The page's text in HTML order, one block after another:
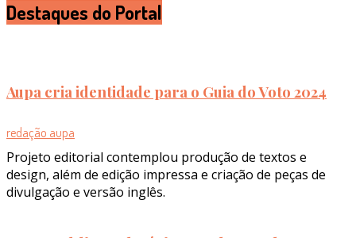
Destaques do Portal
Aupa cria identidade para o Guia do Voto 2024
redação aupa
Projeto editorial contemplou produção de textos e
design, além de edição impressa e criação de peças de
divulgação e versão inglês.